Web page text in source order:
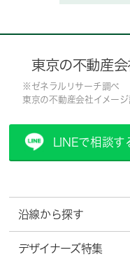
東京の不動産
※ゼネラルリサーチ調べ
東京の不動産会社イメージ
LINEで相談す
沿線から探す
デザイナーズ特集